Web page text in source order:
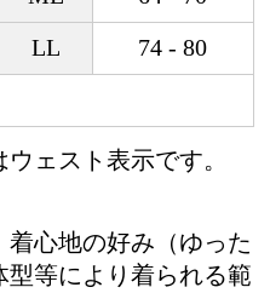
LL 74 - 80
ェスト表示です。
着心地の好み（ゆった
型等により着られる範